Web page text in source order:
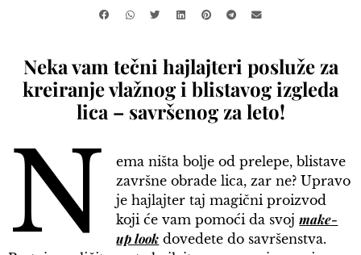
Neka vam tečni hajlajteri posluže za
kreiranje vlažnog i blistavog izgleda
lica – savršenog za leto!
N
ema ništa bolje od prelepe, blistave
završne obrade lica, zar ne? Upravo
je hajlajter taj magični proizvod
koji će vam pomoći da svojmake-
up look dovedete do savršenstva.